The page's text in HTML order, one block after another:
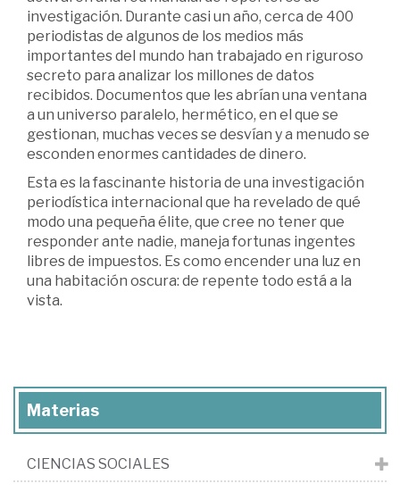
investigación. Durante casi un año, cerca de 400
periodistas de algunos de los medios más
importantes del mundo han trabajado en riguroso
secreto para analizar los millones de datos
recibidos. Documentos que les abrían una ventana
a un universo paralelo, hermético, en el que se
gestionan, muchas veces se desvían y a menudo se
esconden enormes cantidades de dinero.
Esta es la fascinante historia de una investigación
periodística internacional que ha revelado de qué
modo una pequeña élite, que cree no tener que
responder ante nadie, maneja fortunas ingentes
libres de impuestos. Es como encender una luz en
una habitación oscura: de repente todo está a la
vista.
Materias
CIENCIAS SOCIALES